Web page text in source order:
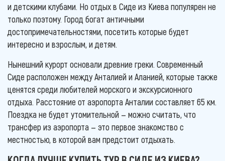
и детскими клубами. Но отдых в Сиде из Киева популярен не
только поэтому. Город богат античными
достопримечательностями, посетить которые будет
интересно и взрослым, и детям.
Нынешний курорт основали древние греки. Современный
Сиде расположен между Анталией и Аланией, которые также
ценятся среди любителей морского и экскурсионного
отдыха. Расстояние от аэропорта Анталии составляет 65 км.
Поездка не будет утомительной — можно считать, что
трансфер из аэропорта — это первое знакомство с
местностью, в которой вам предстоит отдыхать.